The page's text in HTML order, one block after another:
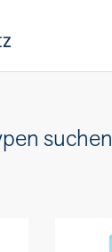
suchen